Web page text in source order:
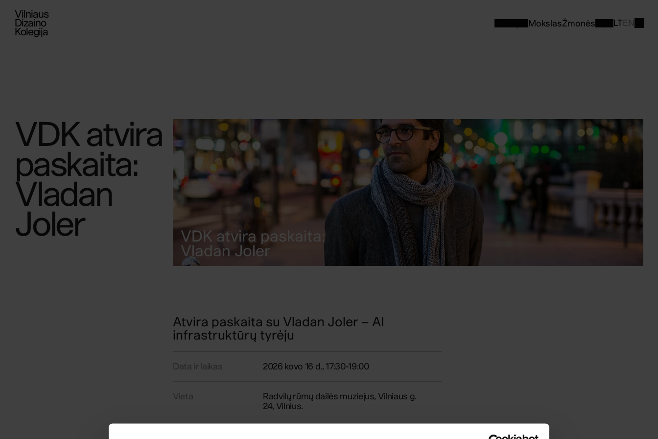
Vilniaus
Dizaino
Kolegija
MokslasŽmonės LTEN
VDK atvira
paskaita:
Vladan
Joler VDK atvira paskaita:
Vladan Joler
Atvira paskaita su Vladan Joler – AI
infrastruktūrų tyrėju
Data ir laikas 2026 kovo 16 d., 17:30-19:00
Vieta
Radvilų rūmų dailės muziejus, Vilniaus g.
24, Vilnius.